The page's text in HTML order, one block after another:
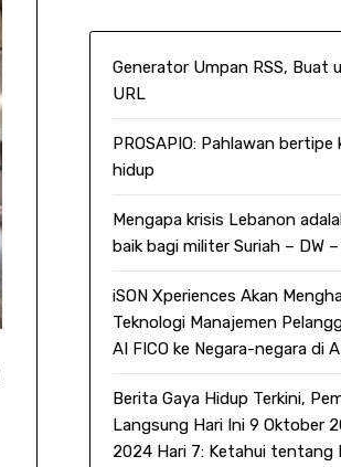
Generator Umpan RSS, Buat
URL
PROSAPIO: Pahlawan bertipe
hidup
Mengapa krisis Lebanon
baik bagi militer Suriah – DW
iSON Xperiences Akan
Teknologi Manajemen
AI FICO ke Negara-negara di
Berita Gaya Hidup Terkini,
Langsung Hari Ini 9 Oktober
2024 Hari 7: Ketahui tentang